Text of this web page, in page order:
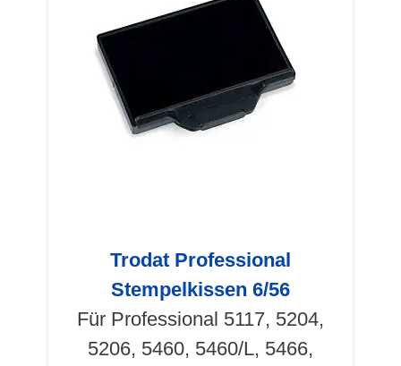
Trodat Professional
Stempelkissen 6/56
Für Professional 5117, 5204,
5206, 5460, 5460/L, 5466,